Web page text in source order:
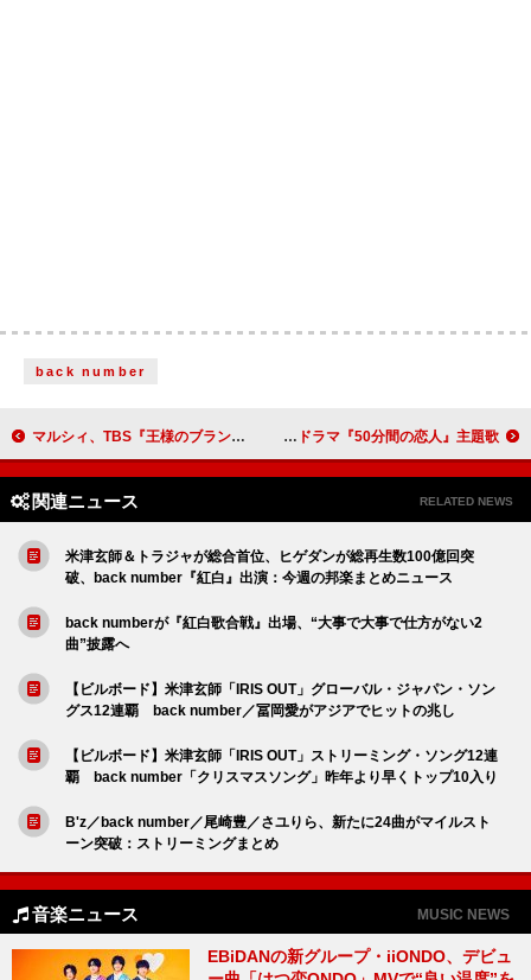
back number
マルシィ、TBS『王様のブランチ』テーマソング「holiday」MV公開 Hey! Say! JUMP、ニューシングルは伊野尾慧×松本穂香W主演ドラマ『50分間の恋人』主題歌
関連ニュース RELATED NEWS
米津玄師＆トラジャが総合首位、ヒゲダンが総再生数100億回突
破、back number『紅白』出演：今週の邦楽まとめニュース
back numberが『紅白歌合戦』出場、“大事で大事で仕方がない2
曲”披露へ
【ビルボード】米津玄師「IRIS OUT」グローバル・ジャパン・ソン
グス12連覇 back number／冨岡愛がアジアでヒットの兆し
【ビルボード】米津玄師「IRIS OUT」ストリーミング・ソング12連
覇 back number「クリスマスソング」昨年より早くトップ10入り
B'z／back number／尾崎豊／さユりら、新たに24曲がマイルスト
ーン突破：ストリーミングまとめ
音楽ニュース MUSIC NEWS
EBiDANの新グループ・iiONDO、デビュ